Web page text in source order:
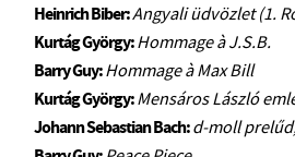
BMC HÁZ
OPUS JAZZ CLUB
Heinrich Biber:Angyali üdvözlet (1.
Kurtág György:Hommage à J.S.B.
Barry Guy:Hommage à Max Bill
Kurtág György:Mensáros László
Johann Sebastian Bach:d-moll